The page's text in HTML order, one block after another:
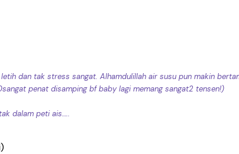
dan tak stress sangat. Alhamdulillah air susu pun makin
penat disamping bf baby lagi memang sangat2 tensen!)
dalam peti ais…..